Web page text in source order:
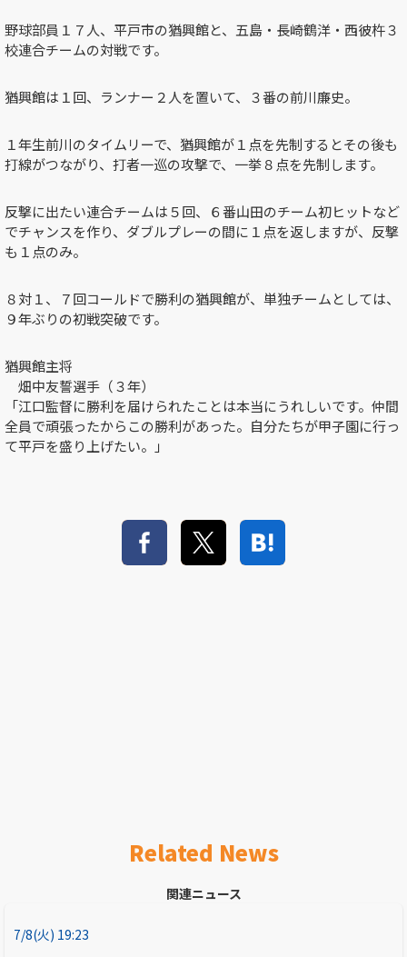
野球部員１７人、平戸市の猶興館と、五島・長崎鶴洋・西彼杵３
校連合チームの対戦です。
猶興館は１回、ランナー２人を置いて、３番の前川廉史。
１年生前川のタイムリーで、猶興館が１点を先制するとその後も
打線がつながり、打者一巡の攻撃で、一挙８点を先制します。
反撃に出たい連合チームは５回、６番山田のチーム初ヒットなど
でチャンスを作り、ダブルプレーの間に１点を返しますが、反撃
も１点のみ。
８対１、７回コールドで勝利の猶興館が、単独チームとしては、
９年ぶりの初戦突破です。
猶興館主将
畑中友誓選手（３年）
「江口監督に勝利を届けられたことは本当にうれしいです。仲間
全員で頑張ったからこの勝利があった。自分たちが甲子園に行っ
て平戸を盛り上げたい。」
Related News
関連ニュース
7/8(火) 19:23